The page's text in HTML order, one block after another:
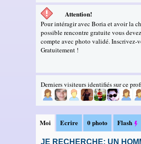
Attention!
Pour intéragir avec Boria et avoir la
possible rencontre gratuite vous
compte avec photo validé. Inscrivez-
Gratuitement !
Derniers visiteurs identifiés sur ce
Moi
JE RECHERCHE: UN
Ecrire 0 photo Flash